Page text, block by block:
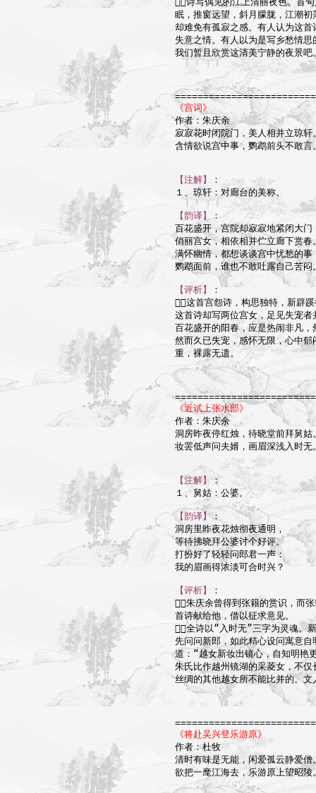
眠，推窗远望，斜月朦胧，江潮
却难免有孤寂之感。有人认为这
失意之情。有人以为是写乡愁情
我们暂且欣赏这清美宁静的夜景吧
《宫词》
作者：朱庆余
寂寂花时闭院门，美人相并立琼轩
含情欲说宫中事，鹦鹉前头不敢言
【注解】
：
１、琼轩：对廊台的美称。
【韵译】
：
百花盛开，宫院却寂寂地紧闭大门
俏丽宫女，相依相并伫立廊下赏春
满怀幽情，都想谈谈宫中忧愁的事
鹦鹉面前，谁也不敢吐露自己苦闷
【评析】
：
这首宫怨诗，构思独特，新辟
这首诗却写两位宫女，足见失宠
百花盛开的阳春，应是热闹非凡
然而久已失宠，感怀无限，心中
重，裸露无遗。
《近试上张水部》
作者：朱庆余
洞房昨夜停红烛，待晓堂前拜舅姑
妆罢低声问夫婿，画眉深浅入时无
【注解】：
１、舅姑：公婆。
【韵译】 ：
洞房里昨夜花烛彻夜通明，
等待拂晓拜公婆讨个好评。
打扮好了轻轻问郎君一声：
我的眉画得浓淡可合时兴？
【评析】
：
朱庆余曾得到张籍的赏识，而
首诗献给他，借以征求意见。
全诗以“入时无”三字为灵魂。
先问问新郎，如此精心设问寓意
道：“越女新妆出镜心，自知明艳
朱氏比作越州镜湖的采菱女，不
丝绸的其他越女所不能比并的。
《将赴吴兴登乐游原》
作者：杜牧
清时有味是无能，闲爱孤云静爱僧
欲把一麾江海去，乐游原上望昭陵